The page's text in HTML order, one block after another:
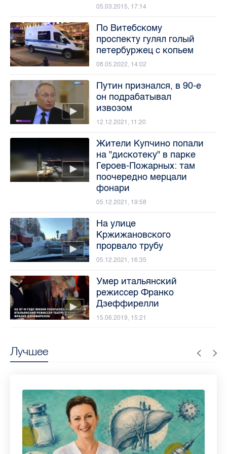
Лучшее
05.03.2015, 17:14
По Витебскому
проспекту гулял голый
петербуржец с копьем
08.05.2022, 14:02
Путин признался, в 90-е
он подрабатывал
извозом
12.12.2021, 11:20
Жители Купчино попали
на "дискотеку" в парке
Героев-Пожарных: там
поочередно мерцали
фонари
05.12.2021, 19:58
На улице
Кржижановского
прорвало трубу
05.12.2021, 16:35
Умер итальянский
режиссер Франко
Дзеффирелли
15.06.2019, 15:21